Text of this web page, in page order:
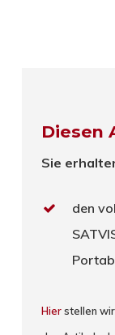
Diesen
Sie
den
Hierstellen